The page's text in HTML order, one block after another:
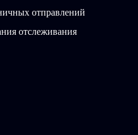
отправлений
отслеживания